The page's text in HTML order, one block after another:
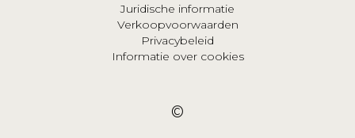
Juridische informatie
Verkoopvoorwaarden
Privacybeleid
Informatie over cookies
©